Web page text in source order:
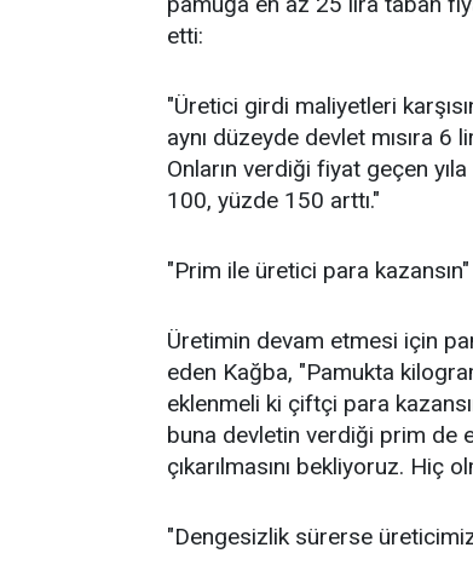
etti:
"Üretici girdi maliyetleri
aynı düzeyde devlet mısıra
Onların verdiği fiyat geçen
100, yüzde 150 arttı."
"Prim ile üretici para kazansın"
Üretimin devam etmesi için
eden Kağba, "Pamukta
eklenmeli ki çiftçi para
buna devletin verdiği prim de
çıkarılmasını bekliyoruz. Hiç
"Dengesizlik sürerse